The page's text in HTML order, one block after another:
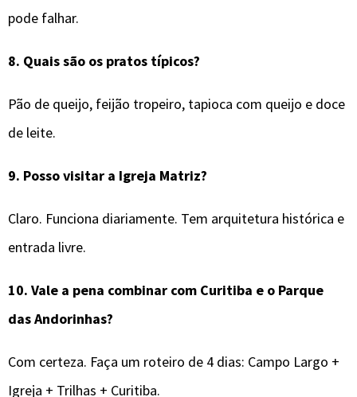
pode falhar.
8. Quais são os pratos típicos?
Pão de queijo, feijão tropeiro, tapioca com queijo e doce
de leite.
9. Posso visitar a Igreja Matriz?
Claro. Funciona diariamente. Tem arquitetura histórica e
entrada livre.
10. Vale a pena combinar com Curitiba e o Parque
das Andorinhas?
Com certeza. Faça um roteiro de 4 dias: Campo Largo +
Igreja + Trilhas + Curitiba.